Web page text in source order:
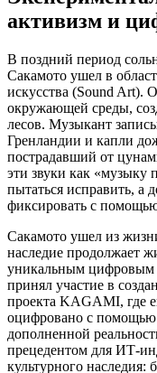
активизм и
В поздний период
Сакамото ушел в
искусства (Sound Art).
окружающей среды,
лесов. Музыкант
Гренландии и капли
пострадавший от
эти звуки как «музыку
пытаться исправить, а
фиксировать с
Сакамото ушел из
наследие продолжает
уникальным цифровым
принял участие в
проекта KAGAMI, где
оцифровано с помощью
дополненной
прецедентом для ИТ-
культурного наследия: